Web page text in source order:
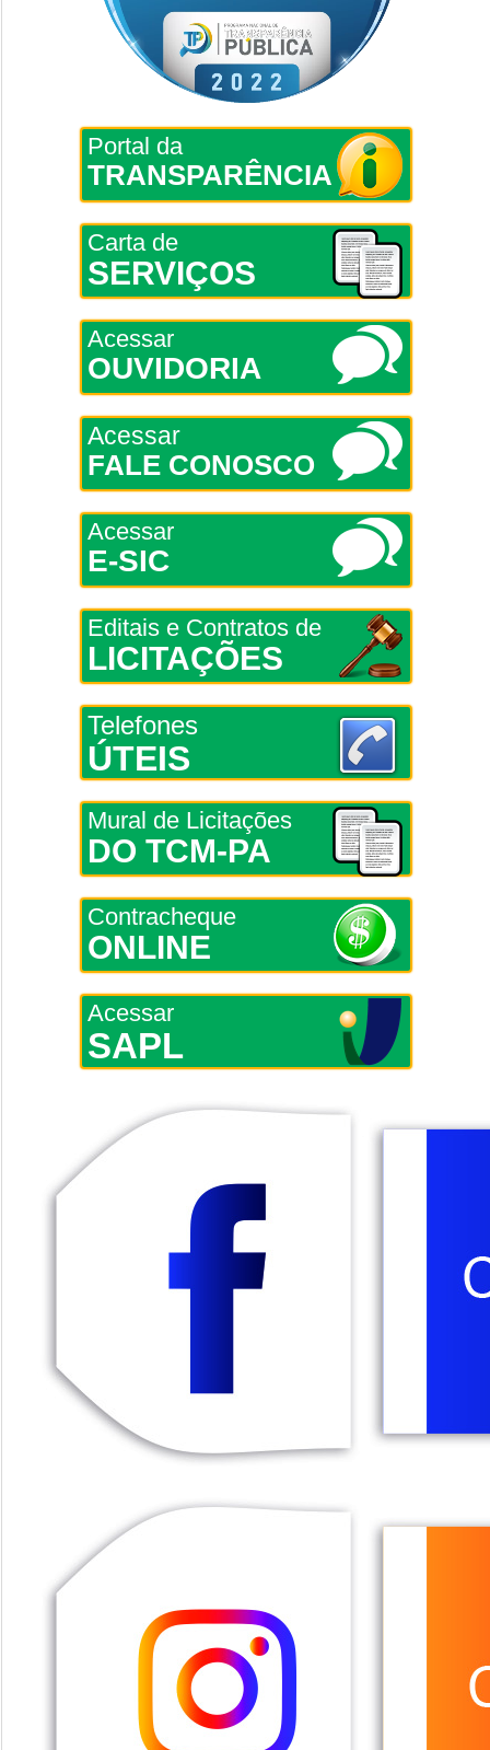
Portal da
TRANSPARÊNCIA
Carta de
SERVIÇOS
Acessar
OUVIDORIA
Acessar
FALE CONOSCO
Acessar
E-SIC
Editais e Contratos de
LICITAÇÕES
Telefones
ÚTEIS
Mural de Licitações
DO TCM-PA
Contracheque
ONLINE
Acessar
SAPL